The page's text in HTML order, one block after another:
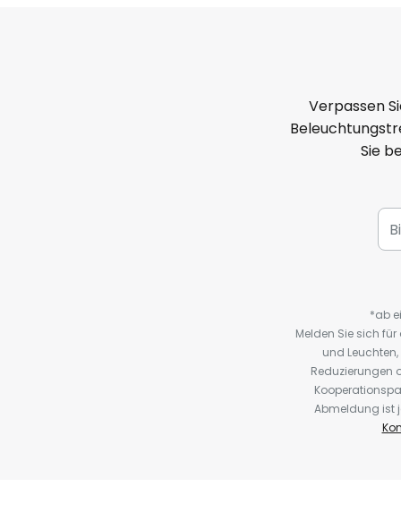
Verpassen
Sie
*ab
Melden Sie sich
und
Reduzierungen
Abmeldung ist